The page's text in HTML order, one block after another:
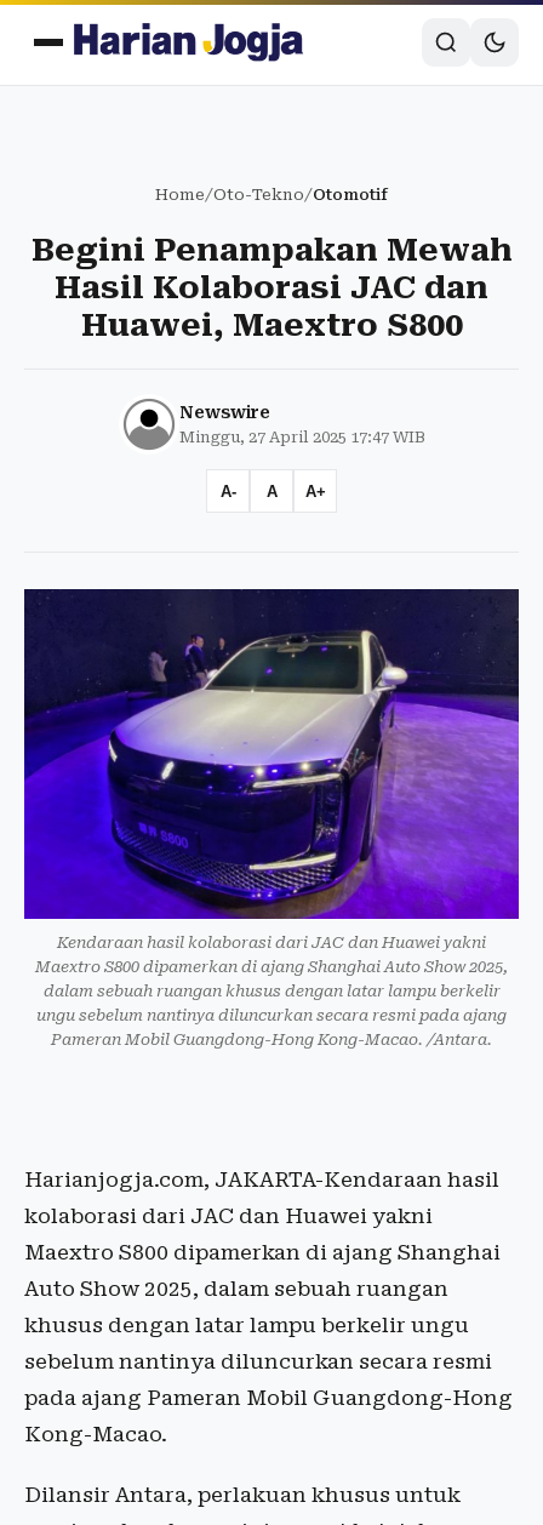
Home/Oto-Tekno/Otomotif
Begini Penampakan Mewah
Hasil Kolaborasi JAC dan
Huawei, Maextro S800
Newswire
Minggu, 27 April 2025 17:47 WIB
A- A A+
Kendaraan hasil kolaborasi dari JAC dan Huawei yakni
Maextro S800 dipamerkan di ajang Shanghai Auto Show 2025,
dalam sebuah ruangan khusus dengan latar lampu berkelir
ungu sebelum nantinya diluncurkan secara resmi pada ajang
Pameran Mobil Guangdong-Hong Kong-Macao. /Antara.
Harianjogja.com, JAKARTA-Kendaraan hasil
kolaborasi dari JAC dan Huawei yakni
Maextro S800 dipamerkan di ajang Shanghai
Auto Show 2025, dalam sebuah ruangan
khusus dengan latar lampu berkelir ungu
sebelum nantinya diluncurkan secara resmi
pada ajang Pameran Mobil Guangdong-Hong
Kong-Macao.
Dilansir Antara, perlakuan khusus untuk